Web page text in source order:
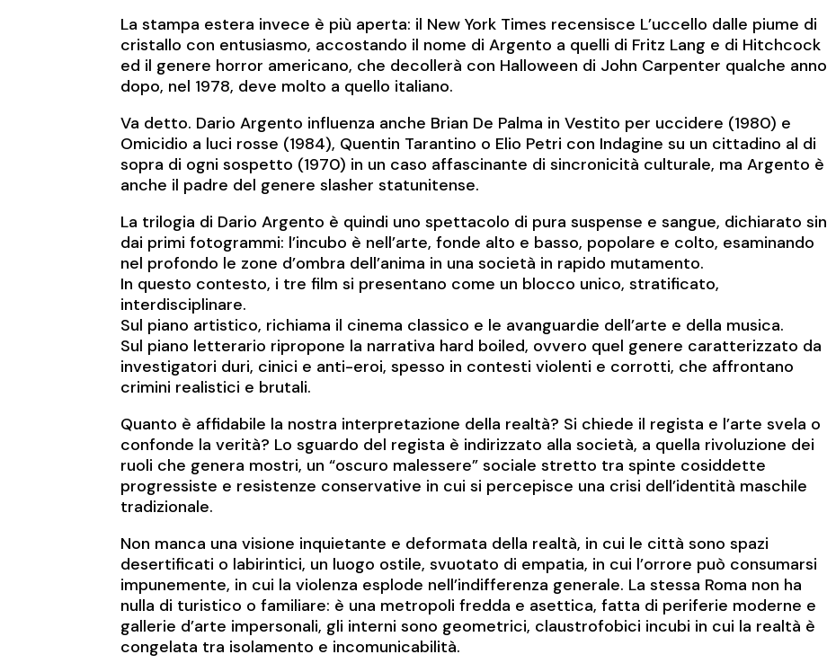
La stampa estera invece è più aperta: il New York Times recensisce L’uccello dalle piume di
cristallo con entusiasmo, accostando il nome di Argento a quelli di Fritz Lang e di Hitchcock
ed il genere horror americano, che decollerà con Halloween di John Carpenter qualche anno
dopo, nel 1978, deve molto a quello italiano.
Va detto. Dario Argento influenza anche Brian De Palma in Vestito per uccidere (1980) e
Omicidio a luci rosse (1984), Quentin Tarantino o Elio Petri con Indagine su un cittadino al di
sopra di ogni sospetto (1970) in un caso affascinante di sincronicità culturale, ma Argento è
anche il padre del genere slasher statunitense.
La trilogia di Dario Argento è quindi uno spettacolo di pura suspense e sangue, dichiarato sin
dai primi fotogrammi: l’incubo è nell’arte, fonde alto e basso, popolare e colto, esaminando
nel profondo le zone d’ombra dell’anima in una società in rapido mutamento.
In questo contesto, i tre film si presentano come un blocco unico, stratificato,
interdisciplinare.
Sul piano artistico, richiama il cinema classico e le avanguardie dell’arte e della musica.
Sul piano letterario ripropone la narrativa hard boiled, ovvero quel genere caratterizzato da
investigatori duri, cinici e anti-eroi, spesso in contesti violenti e corrotti, che affrontano
crimini realistici e brutali.
Quanto è affidabile la nostra interpretazione della realtà? Si chiede il regista e l’arte svela o
confonde la verità? Lo sguardo del regista è indirizzato alla società, a quella rivoluzione dei
ruoli che genera mostri, un “oscuro malessere” sociale stretto tra spinte cosiddette
progressiste e resistenze conservative in cui si percepisce una crisi dell’identità maschile
tradizionale.
Non manca una visione inquietante e deformata della realtà, in cui le città sono spazi
desertificati o labirintici, un luogo ostile, svuotato di empatia, in cui l’orrore può consumarsi
impunemente, in cui la violenza esplode nell’indifferenza generale. La stessa Roma non ha
nulla di turistico o familiare: è una metropoli fredda e asettica, fatta di periferie moderne e
gallerie d’arte impersonali, gli interni sono geometrici, claustrofobici incubi in cui la realtà è
congelata tra isolamento e incomunicabilità.